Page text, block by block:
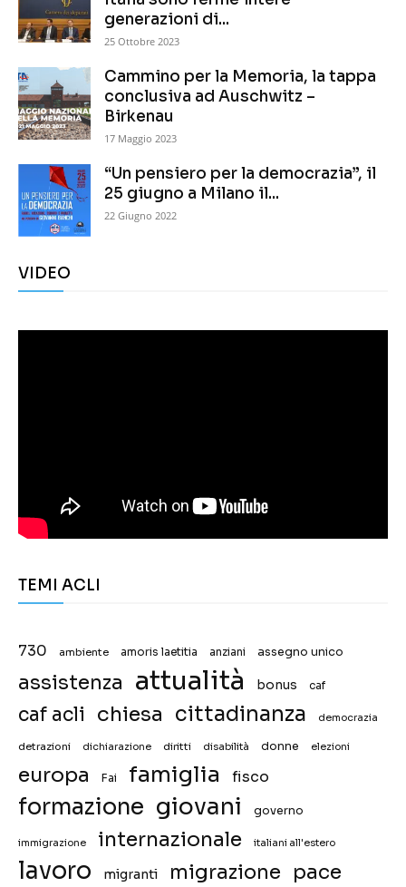
generazioni di...
25 Ottobre 2023
Cammino per la Memoria, la tappa
conclusiva ad Auschwitz –
Birkenau
17 Maggio 2023
“Un pensiero per la democrazia”, il
25 giugno a Milano il...
22 Giugno 2022
VIDEO
TEMI ACLI
730 ambiente amoris laetitia anziani assegno unico
assistenza attualità bonus caf
caf acli chiesa cittadinanza democrazia
detrazioni dichiarazione diritti disabilità donne elezioni
europa Fai famiglia fisco
formazione giovani governo
immigrazione internazionale italiani all'estero
lavoro migranti migrazione pace